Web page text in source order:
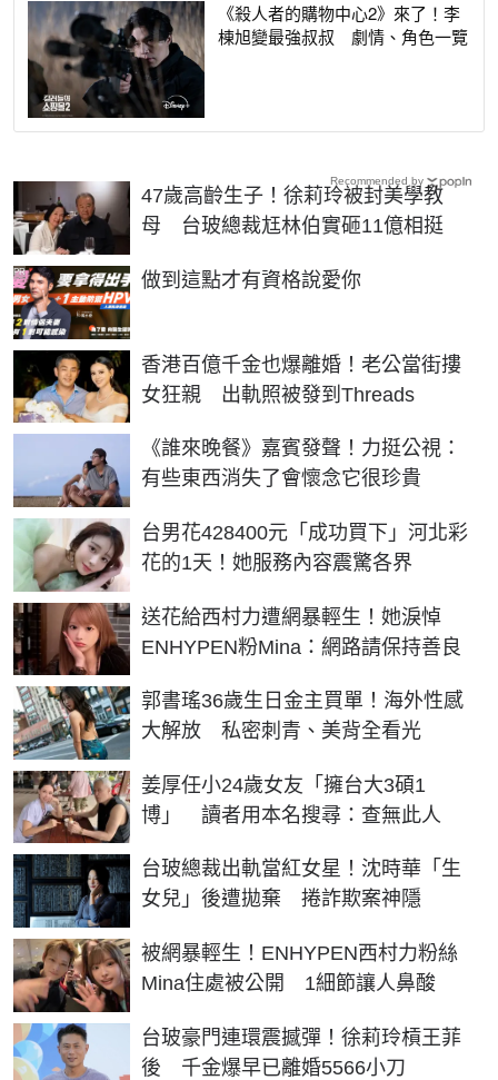
《殺人者的購物中心2》來了！李
棟旭變最強叔叔 劇情、角色一覽
47歲高齡生子！徐莉玲被封美學教
母 台玻總裁尪林伯實砸11億相挺
做到這點才有資格說愛你
PR
香港百億千金也爆離婚！老公當街摟
女狂親 出軌照被發到Threads
《誰來晚餐》嘉賓發聲！力挺公視：
有些東西消失了會懷念它很珍貴
台男花428400元「成功買下」河北彩
花的1天！她服務內容震驚各界
送花給西村力遭網暴輕生！她淚悼
ENHYPEN粉Mina：網路請保持善良
郭書瑤36歲生日金主買單！海外性感
大解放 私密刺青、美背全看光
姜厚任小24歲女友「擁台大3碩1
博」 讀者用本名搜尋：查無此人
台玻總裁出軌當紅女星！沈時華「生
女兒」後遭拋棄 捲詐欺案神隱
被網暴輕生！ENHYPEN西村力粉絲
Mina住處被公開 1細節讓人鼻酸
台玻豪門連環震撼彈！徐莉玲槓王菲
後 千金爆早已離婚5566小刀
Recommended by